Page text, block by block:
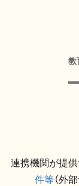
教
連携機関が提供
件等（外